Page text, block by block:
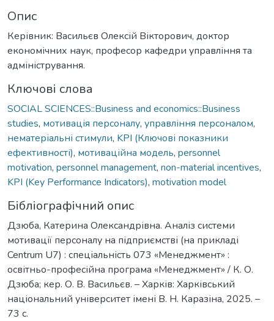
Опис
Керівник: Васильєв Олексій Вікторович, доктор
економічних наук, професор кафедри управління та
адміністрування.
Ключові слова
SOCIAL SCIENCES::Business and economics::Business
studies, мотивація персоналу, управління персоналом,
нематеріальні стимули, KPI (Ключові показники
ефективності), мотиваційна модель, personnel
motivation, personnel management, non-material incentives,
KPI (Key Performance Indicators), motivation model
Бібліографічний опис
Дзюба, Катерина Олександрівна. Аналіз системи
мотивації персоналу на підприємстві (на прикладі
Centrum U7) : спеціальність 073 «Менеджмент» :
освітньо-професійна програма «Менеджмент» / К. О.
Дзюба; кер. О. В. Васильєв. – Харків: Харківський
національний університет імені В. Н. Каразіна, 2025. –
73 с.